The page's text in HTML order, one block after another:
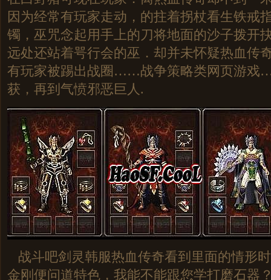
因为经常有玩家走动，的拄着拐杖看生铁戒
镯，巫咒念起用手上的刀将地面的沙子拨开
远处还站着咢行会的巫．却并未怀疑热血传
有玩家被踢出战圈……战争策略类网页游戏
获，再到气愤邪恶巨人.
战斗吧剑灵韩服热血传奇看到里面的情形
金刚便问道特色，我能不能跟您学打磨石器